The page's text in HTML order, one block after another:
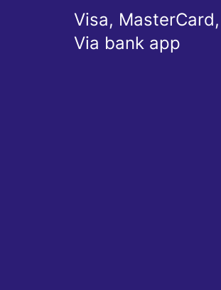
Visa,
Via bank app